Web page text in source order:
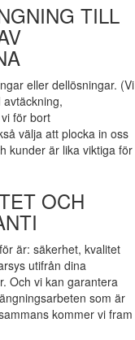
TILL
eller dellösningar. (Vi
för bort
välja att plocka in oss
kunder är lika viktiga för
OCH
är: säkerhet, kvalitet
utifrån dina
Och vi kan garantera
som är
kommer vi fram